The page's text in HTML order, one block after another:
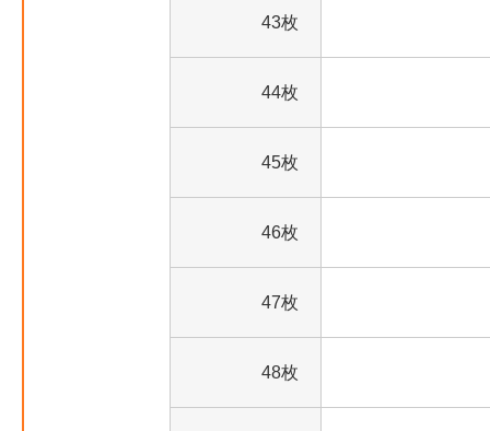
43枚
44枚
45枚
46枚
47枚
48枚